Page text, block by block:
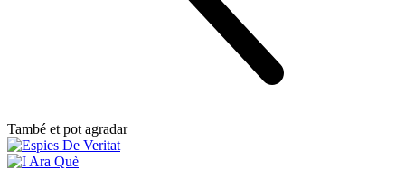
També et pot agradar